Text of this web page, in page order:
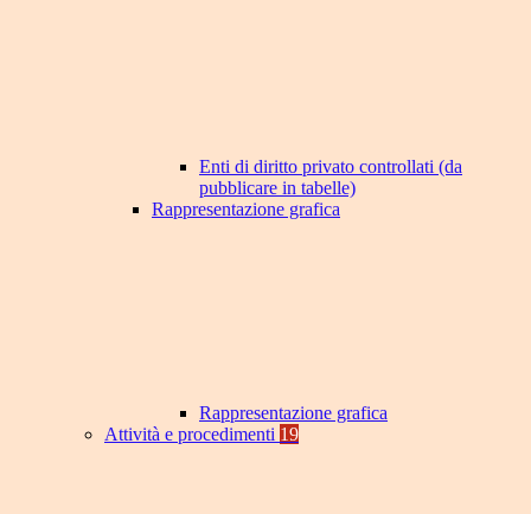
Enti di diritto privato controllati (da
pubblicare in tabelle)
Rappresentazione grafica
Rappresentazione grafica
Attività e procedimenti 19